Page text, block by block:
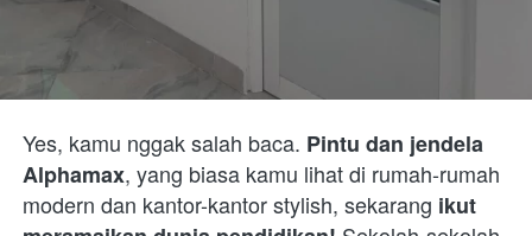
Yes, kamu nggak salah baca. Pintu dan jendela
Alphamax, yang biasa kamu lihat di rumah-rumah
modern dan kantor-kantor stylish, sekarang ikut